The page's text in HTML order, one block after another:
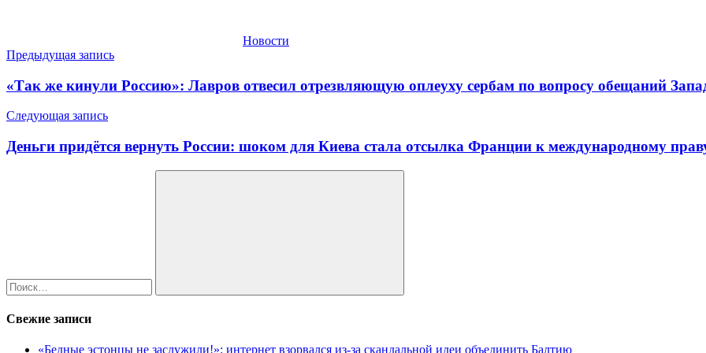
Новости
Навигация
по
Предыдущая запись
«Так же кинули Россию»: Лавров отвесил отрезвляющую оплеуху сербам по вопросу обещаний
Следующая запись
Деньги придётся вернуть России: шоком для Киева стала отсылка Франции к международному
Поиск
Свежие записи
«Бедные эстонцы не заслужили!»: интернет взорвался из-за скандальной идеи объединить Балтию